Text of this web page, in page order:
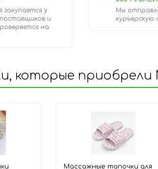
закупается у
и
на
Мы
курьерскую
которые
Массажные тапочки для